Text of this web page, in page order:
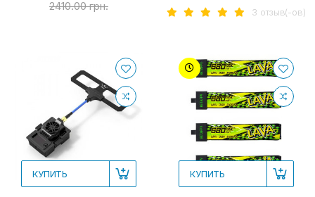
2410.00 грн. 3 отзыв(-ов)
КУПИТЬ КУПИТЬ